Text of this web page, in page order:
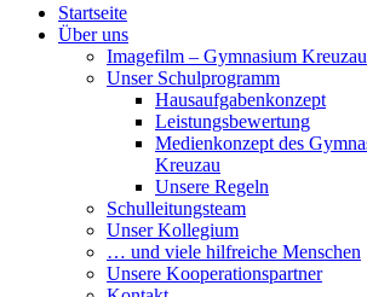
Startseite
Über uns
Imagefilm – Gymnasium Kreuzau
Unser Schulprogramm
Hausaufgabenkonzept
Leistungsbewertung
Medienkonzept des
Kreuzau
Unsere Regeln
Schulleitungsteam
Unser Kollegium
… und viele hilfreiche Menschen
Unsere Kooperationspartner